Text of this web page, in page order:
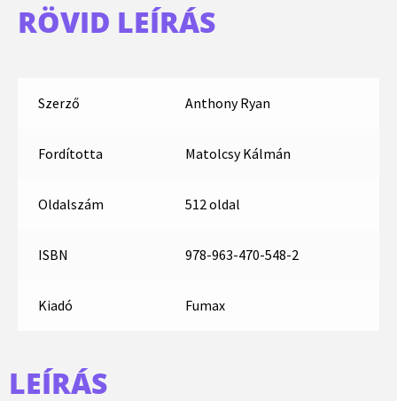
RÖVID LEÍRÁS
Szerző Anthony Ryan
Fordította Matolcsy Kálmán
Oldalszám 512 oldal
ISBN 978-963-470-548-2
Kiadó Fumax
LEÍRÁS